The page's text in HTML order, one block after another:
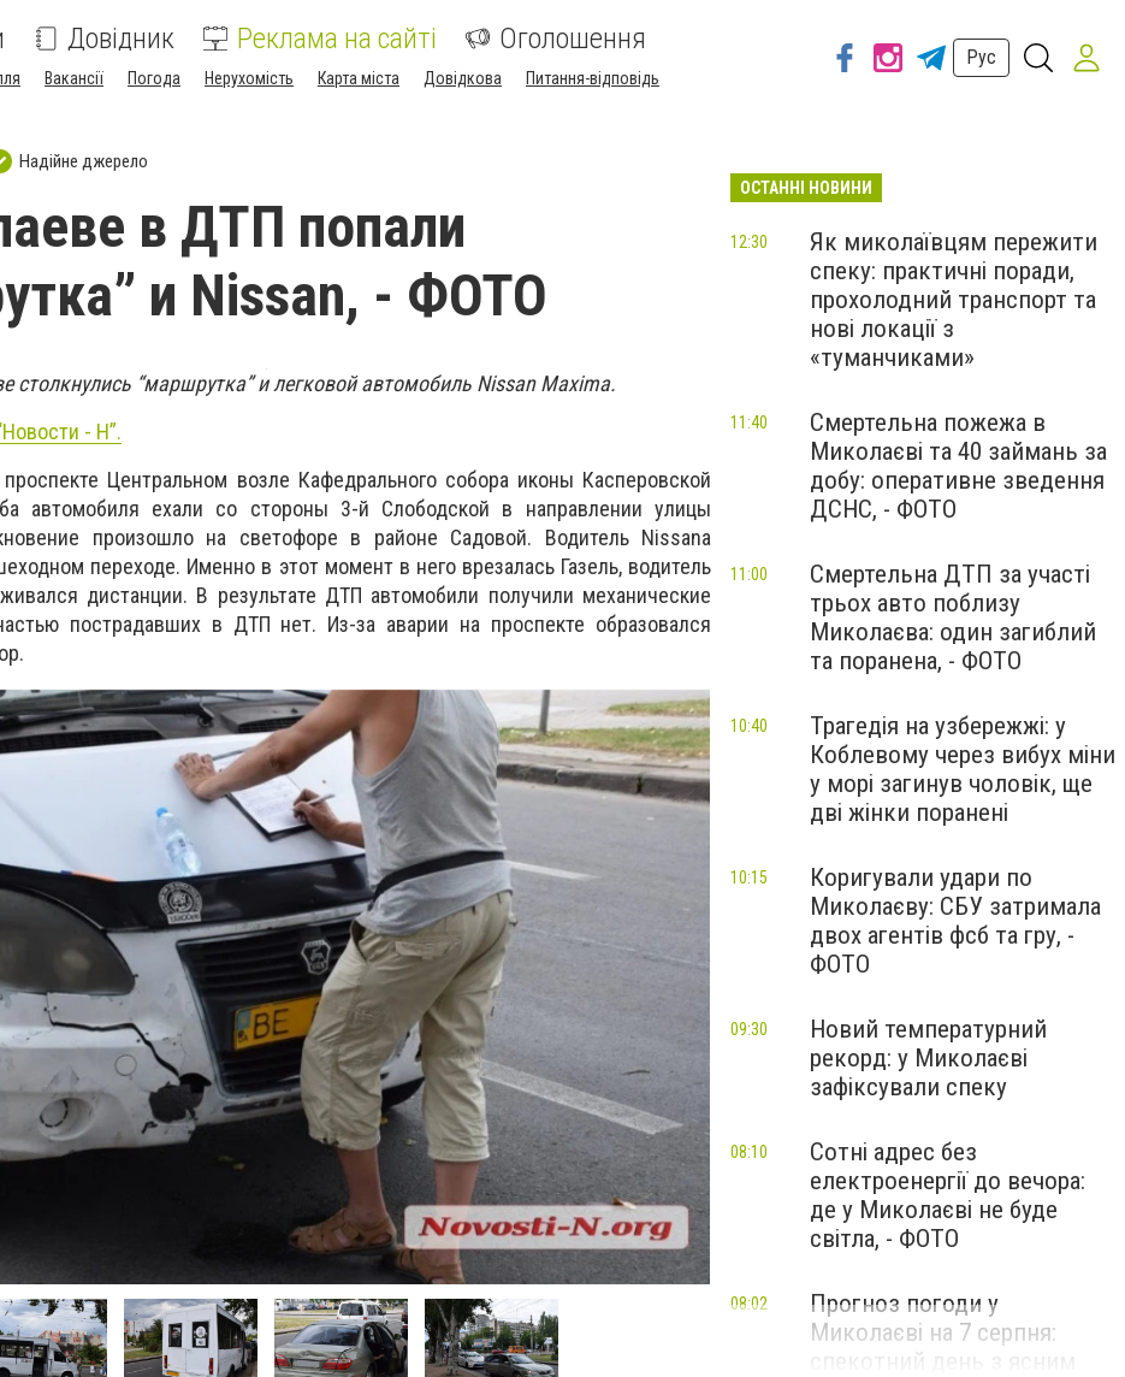
Довідник Реклама на сайті Оголошення
Вакансії Погода Нерухомість Карта міста Довідкова Питання-відповідь
Рус
Надійне джерело
в ДТП попали
и Nissan, - ФОТО
столкнулись “маршрутка” и легковой автомобиль Nissan Maxima.
- Н”.
Центральном возле Кафедрального собора иконы Касперовской
автомобиля ехали со стороны 3-й Слободской в направлении улицы
произошло на светофоре в районе Садовой. Водитель Nissanа
переходе. Именно в этот момент в него врезалась Газель, водитель
дистанции. В результате ДТП автомобили получили механические
пострадавших в ДТП нет. Из-за аварии на проспекте образовался
ОСТАННІ НОВИНИ
Як миколаївцям пережити
спеку: практичні поради,
прохолодний транспорт та
нові локації з
«туманчиками»
12:30
Смертельна пожежа в
Миколаєві та 40 займань за
добу: оперативне зведення
ДСНС, - ФОТО
11:40
Смертельна ДТП за участі
трьох авто поблизу
Миколаєва: один загиблий
та поранена, - ФОТО
11:00
Трагедія на узбережжі: у
Коблевому через вибух міни
у морі загинув чоловік, ще
дві жінки поранені
10:40
Коригували удари по
Миколаєву: СБУ затримала
двох агентів фсб та гру, -
ФОТО
10:15
Новий температурний
рекорд: у Миколаєві
зафіксували спеку
09:30
Сотні адрес без
електроенергії до вечора:
де у Миколаєві не буде
світла, - ФОТО
08:10
Прогноз погоди у
Миколаєві на 7 серпня:
спекотний день з ясним
08:02